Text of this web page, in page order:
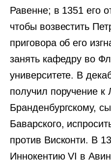
Равенне; в 1351 его
чтобы возвестить
приговора об его
занять кафедру во
университете. В
получил поручение к
Бранденбургскому,
Баварского,
против Висконти. В
Иннокентию VI в